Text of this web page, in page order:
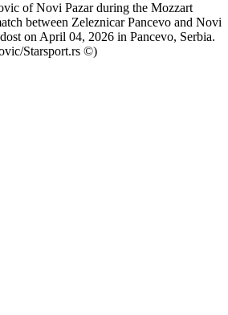
of Novi Pazar during the Mozzart
between Zeleznicar Pancevo and Novi
on April 04, 2026 in Pancevo, Serbia.
Starsport.rs ©)